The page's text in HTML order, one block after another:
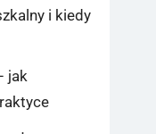
i kiedy
jak